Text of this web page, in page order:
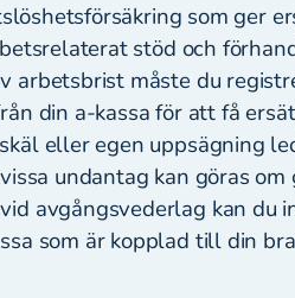
som ger
stöd och
arbetsbrist måste du
din a-kassa för att få
eller egen uppsägning
undantag kan göras om
avgångsvederlag kan du
som är kopplad till din